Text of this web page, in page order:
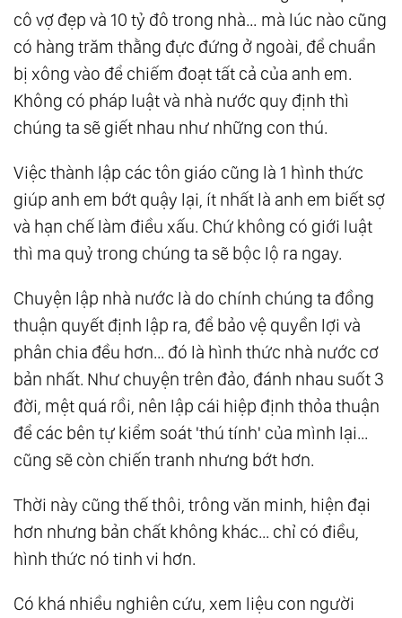
cô vợ đẹp và 10 tỷ đô trong nhà… mà lúc nào cũng
có hàng trăm thằng đực đứng ở ngoài, để chuẩn
bị xông vào để chiếm đoạt tất cả của anh em.
Không có pháp luật và nhà nước quy định thì
chúng ta sẽ giết nhau như những con thú.
Việc thành lập các tôn giáo cũng là 1 hình thức
giúp anh em bớt quậy lại, ít nhất là anh em biết sợ
và hạn chế làm điều xấu. Chứ không có giới luật
thì ma quỷ trong chúng ta sẽ bộc lộ ra ngay.
Chuyện lập nhà nước là do chính chúng ta đồng
thuận quyết định lập ra, để bảo vệ quyền lợi và
phân chia đều hơn... đó là hình thức nhà nước cơ
bản nhất. Như chuyện trên đảo, đánh nhau suốt 3
đời, mệt quá rồi, nên lập cái hiệp định thỏa thuận
để các bên tự kiểm soát 'thú tính' của mình lại...
cũng sẽ còn chiến tranh nhưng bớt hơn.
Thời này cũng thế thôi, trông văn minh, hiện đại
hơn nhưng bản chất không khác... chỉ có điều,
hình thức nó tinh vi hơn.
Có khá nhiều nghiên cứu, xem liệu con người